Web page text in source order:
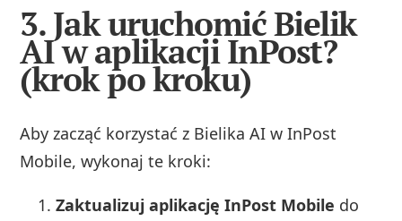
3. Jak uruchomić Bielik
AI w aplikacji InPost?
(krok po kroku)
Aby zacząć korzystać z Bielika AI w InPost
Mobile, wykonaj te kroki:
Zaktualizuj aplikację InPost Mobile do